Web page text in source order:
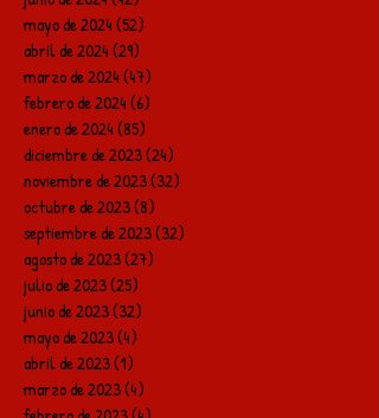
mayo de 2024(52)
abril de 2024(29)
marzo de 2024(47)
febrero de 2024(6)
enero de 2024(85)
diciembre de 2023(24)
noviembre de 2023(32)
octubre de 2023(8)
septiembre de 2023(32)
agosto de 2023(27)
julio de 2023(25)
junio de 2023(32)
mayo de 2023(4)
abril de 2023(1)
marzo de 2023(4)